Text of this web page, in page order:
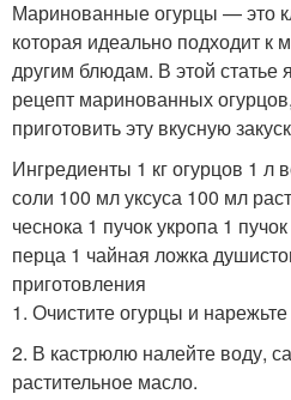
Маринованные огурцы — это
которая идеально подходит
другим блюдам. В этой статье
рецепт маринованных
приготовить эту вкусную
Ингредиенты 1 кг огурцов 1 л
соли 100 мл уксуса 100 мл
чеснока 1 пучок укропа 1
перца 1 чайная ложка
приготовления
1. Очистите огурцы и
2. В кастрюлю налейте воду,
растительное масло.